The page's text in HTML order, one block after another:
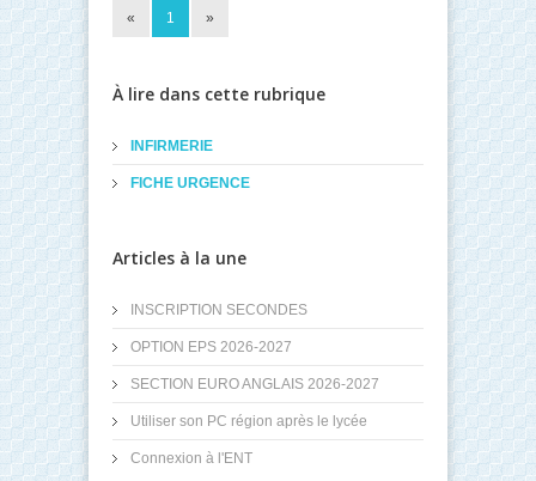
« 1 »
À lire dans cette rubrique
INFIRMERIE
FICHE URGENCE
Articles à la une
INSCRIPTION SECONDES
OPTION EPS 2026-2027
SECTION EURO ANGLAIS 2026-2027
Utiliser son PC région après le lycée
Connexion à l'ENT